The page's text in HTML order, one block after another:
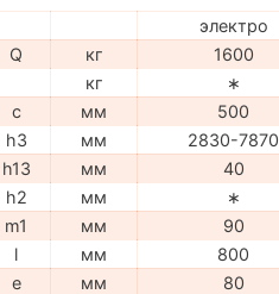
электро
Q кг
1600
кг
∗
c мм
500
h3 мм
2830-7870
h13 мм
40
h2 мм
∗
m1 мм
90
l мм
800
e мм
80